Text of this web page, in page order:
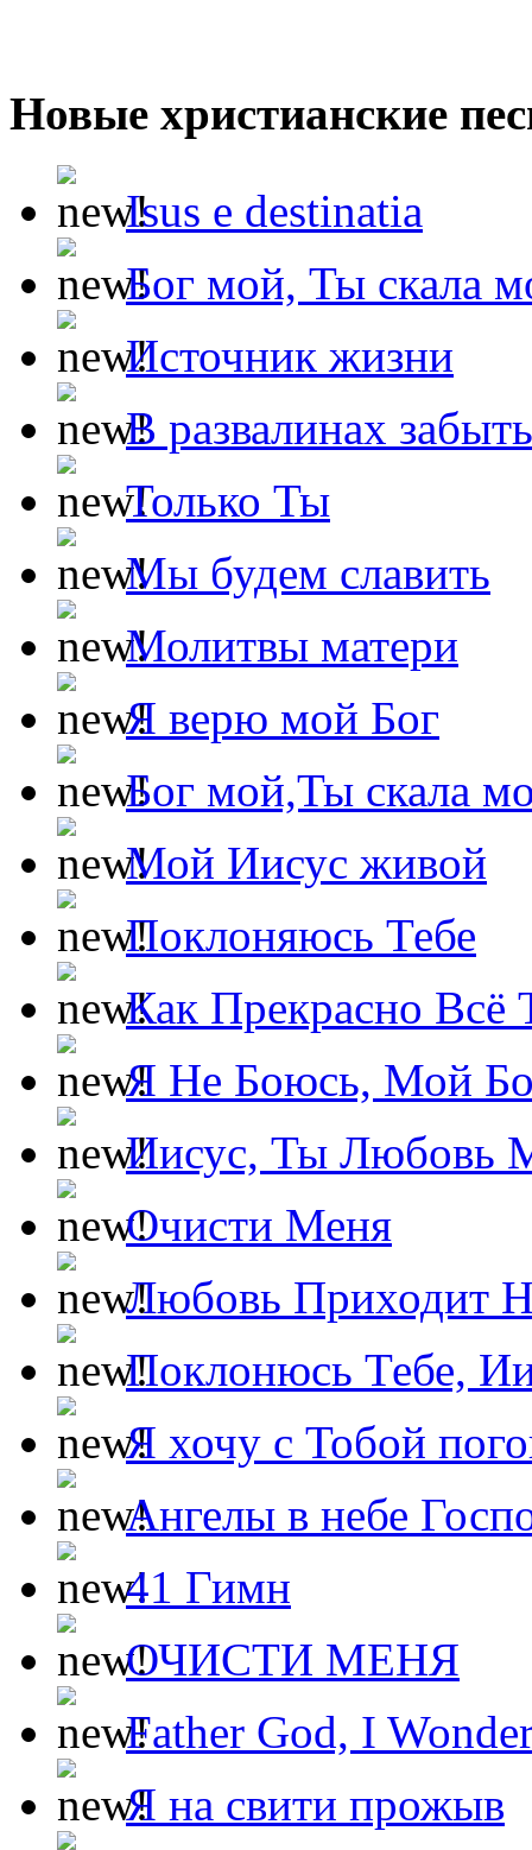
Новые христианские
Isus e destinatia
Бог мой, Ты скала
Источник жизни
В развалинах
Только Ты
Мы будем славить
Молитвы матери
Я верю мой Бог
Бог мой,Ты скала
Мой Иисус живой
Поклоняюсь Тебе
Как Прекрасно Всё
Я Не Боюсь, Мой
Иисус, Ты Любовь
Очисти Меня
Любовь Приходит
Поклонюсь Тебе,
Я хочу с Тобой
Ангелы в небе
41 Гимн
ОЧИСТИ МЕНЯ
Father God, I
Я на свити прожыв